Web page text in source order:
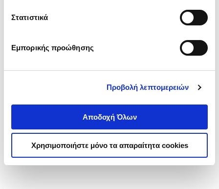
Στατιστικά
Εμπορικής προώθησης
Προβολή λεπτομερειών
Αποδοχή Όλων
Χρησιμοποιήστε μόνο τα απαραίτητα cookies